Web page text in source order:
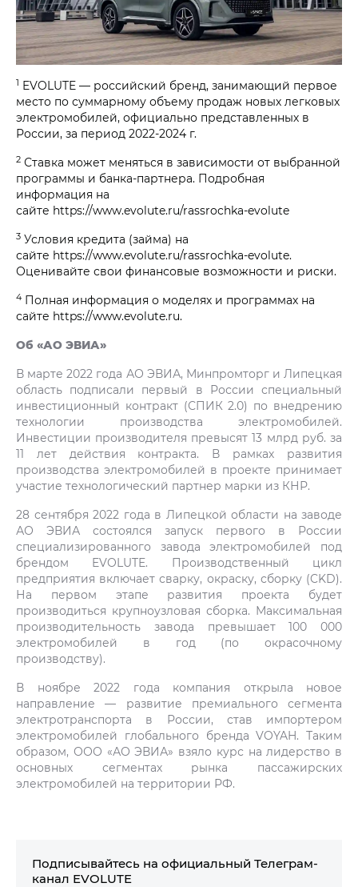
1 EVOLUTE — российский бренд, занимающий первое
место по суммарному объему продаж новых легковых
электромобилей, официально представленных в
России, за период 2022-2024 г.
2 Ставка может меняться в зависимости от выбранной
программы и банка-партнера. Подробная
информация на
сайте https://www.evolute.ru/rassrochka-evolute
3 Условия кредита (займа) на
сайте https://www.evolute.ru/rassrochka-evolute.
Оценивайте свои финансовые возможности и риски.
4 Полная информация о моделях и программах на
сайте https://www.evolute.ru.
Об «АО ЭВИА»
В марте 2022 года АО ЭВИА, Минпромторг и Липецкая
область подписали первый в России специальный
инвестиционный контракт (СПИК 2.0) по внедрению
технологии производства электромобилей.
Инвестиции производителя превысят 13 млрд руб. за
11 лет действия контракта. В рамках развития
производства электромобилей в проекте принимает
участие технологический партнер марки из КНР.
28 сентября 2022 года в Липецкой области на заводе
АО ЭВИА состоялся запуск первого в России
специализированного завода электромобилей под
брендом EVOLUTE. Производственный цикл
предприятия включает сварку, окраску, сборку (CKD).
На первом этапе развития проекта будет
производиться крупноузловая сборка. Максимальная
производительность завода превышает 100 000
электромобилей в год (по окрасочному
производству).
В ноябре 2022 года компания открыла новое
направление — развитие премиального сегмента
электротранспорта в России, став импортером
электромобилей глобального бренда VOYAH. Таким
образом, ООО «АО ЭВИА» взяло курс на лидерство в
основных сегментах рынка пассажирских
электромобилей на территории РФ.
Подписывайтесь на официальный Телеграм-
канал EVOLUTE